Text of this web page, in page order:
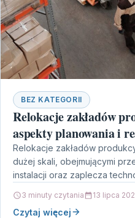
BEZ KATEGORII
Relokacje zakładów
aspekty planowania i
Relokacje zakładów
dużej skali, obejmującymi
instalacji oraz zaplecza
3 minuty czytania 13 lipca
Czytaj więcej